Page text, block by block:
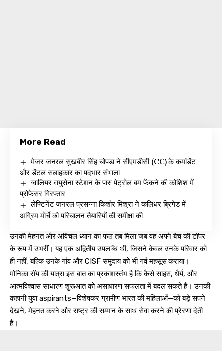
More Read
मेजर जनरल सुखबीर सिंह चोपड़ा ने सीएमडीसी (CC) के कमांडेंट
और डेंटल सलाहकार का पदभार संभाला
ग्वालियर वायुसेना स्टेशन के पास पेट्रोल बम फेंकने की कोशिश में
प्रोफेसर गिरफ्तार
लेफ्टिनेंट जनरल प्रसन्ना किशोर मिश्रा ने कलिधर ब्रिगेड में
अग्रिम मोर्चे की परिचालन तैयारियों की समीक्षा की
उनकी मेहनत और अविचल ध्यान का फल तब मिला जब वह अपने बैच की टॉपर
के रूप में उभरीं। यह एक अद्वितीय उपलब्धि थी, जिसने केवल उनके परिवार को
ही नहीं, बल्कि उनके गांव और CISF समुदाय को भी गर्व महसूस कराया।
मोनिका रॉय की यात्रा इस बात का प्रकाशस्तंभ है कि कैसे साहस, धैर्य, और
आत्मविश्वास साधारण शुरूआत को असाधारण सफलता में बदल सकते हैं। उनकी
कहानी युवा aspirants—विशेषकर ग्रामीण भारत की महिलाओं—को बड़े सपने
देखने, मेहनत करने और राष्ट्र की सम्मान के साथ सेवा करने की प्रेरणा देती
है।